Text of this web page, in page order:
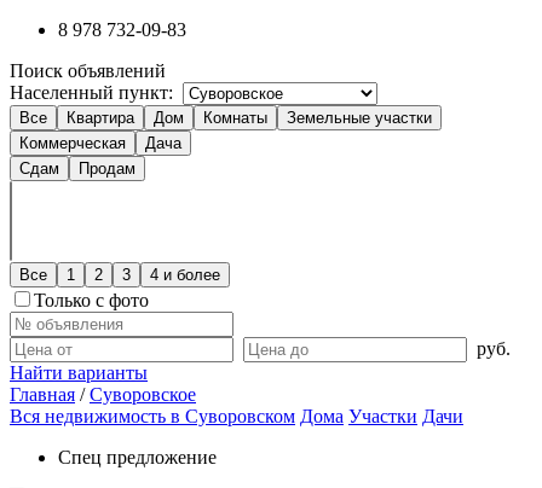
8 978 732-09-83
Поиск объявлений
Населенный пункт:
Все Квартира Дом Комнаты
Земельные участки
Коммерческая
Дача
Сдам
Продам
Все 1 2 3 4 и более
Только с фото
руб.
Найти варианты
Главная /Суворовское
Вся недвижимость в Суворовском Дома Участки Дачи
Спец предложение